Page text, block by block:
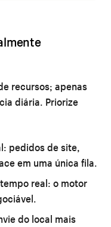
recursos; apenas
diária. Priorize
pedidos de site,
em uma única fila.
real: o motor
do local mais